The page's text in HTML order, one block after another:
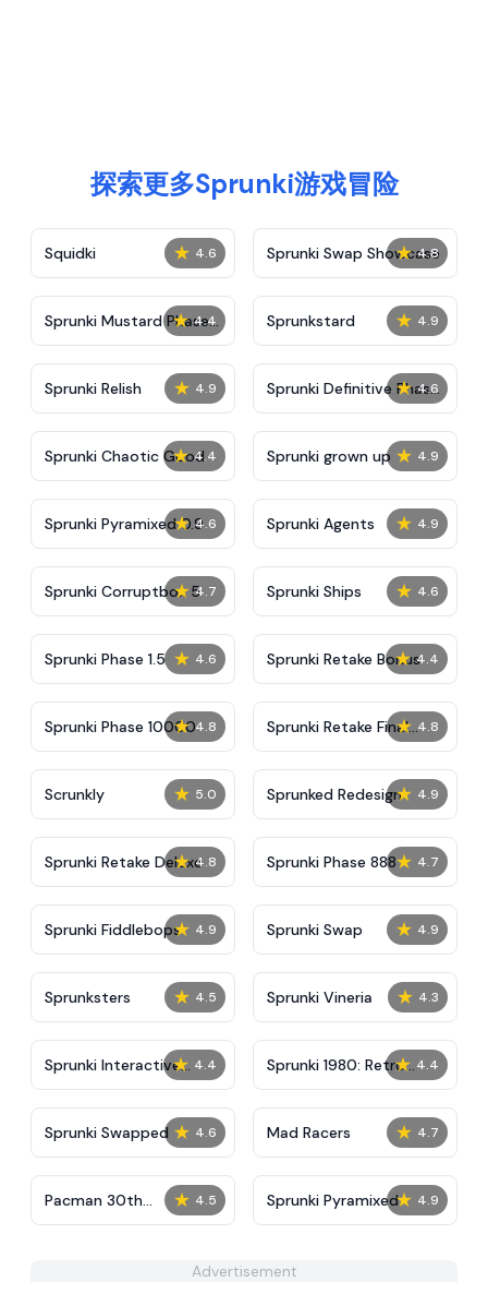
探索更多Sprunki游戏冒险
★ 4.6
Squidki ★ 4.8
Sprunki Swap Showcase
★ 4.4
Sprunki Mustard Phase
2
★ 4.9
Sprunkstard
★ 4.9
Sprunki Relish ★ 4.6
Sprunki Definitive Phase
7
★ 4.4
Sprunki Chaotic Good ★ 4.9
Sprunki grown up
★ 4.6
Sprunki Pyramixed 0.9 ★ 4.9
Sprunki Agents
★ 4.7
Sprunki Corruptbox 5 ★ 4.6
Sprunki Ships
★ 4.6
Sprunki Phase 1.5 ★ 4.4
Sprunki Retake Bonus
★ 4.8
Sprunki Phase 10000 ★ 4.8
Sprunki Retake Final
Update
★ 5.0
Scrunkly ★ 4.9
Sprunked Redesign
★ 4.8
Sprunki Retake Deluxe ★ 4.7
Sprunki Phase 888
★ 4.9
Sprunki Fiddlebops ★ 4.9
Sprunki Swap
★ 4.5
Sprunksters ★ 4.3
Sprunki Vineria
★ 4.4
Sprunki Interactive
Tunner
★ 4.4
Sprunki 1980: Retro
Edition
★ 4.6
Sprunki Swapped ★ 4.7
Mad Racers
★ 4.5
Pacman 30th
Anniversary
★ 4.9
Sprunki Pyramixed
Advertisement